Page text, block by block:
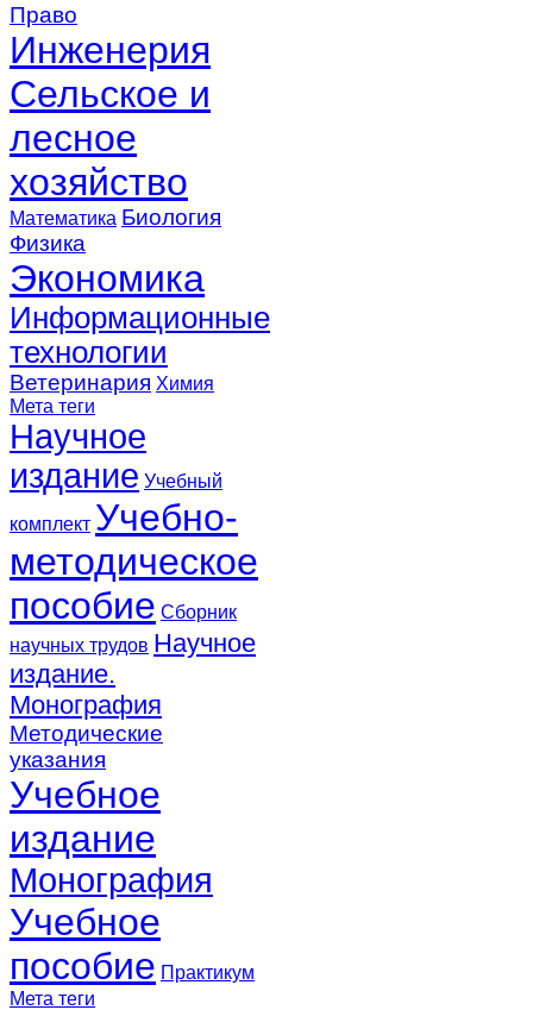
Право
Инженерия
Сельское и
лесное
хозяйство
Математика Биология
Физика
Экономика
Информационные
технологии
Ветеринария Химия
Мета теги
Научное
издание Учебный
комплект Учебно-
методическое
пособие Сборник
научных трудов Научное
издание.
Монография
Методические
указания
Учебное
издание
Монография
Учебное
пособие Практикум
Мета теги